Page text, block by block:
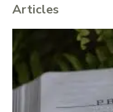
Articles